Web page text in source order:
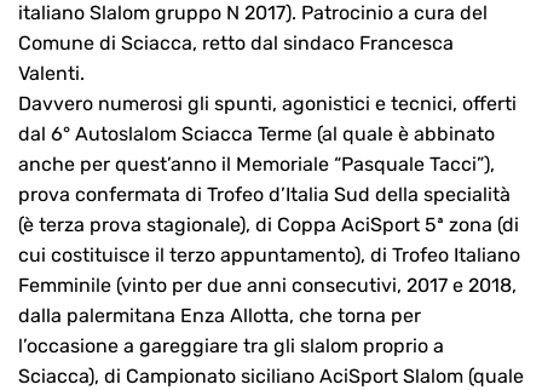
italiano Slalom gruppo N 2017). Patrocinio a cura del
Comune di Sciacca, retto dal sindaco Francesca
Valenti.
Davvero numerosi gli spunti, agonistici e tecnici, offerti
dal 6° Autoslalom Sciacca Terme (al quale è abbinato
anche per quest’anno il Memoriale “Pasquale Tacci”),
prova confermata di Trofeo d’Italia Sud della specialità
(è terza prova stagionale), di Coppa AciSport 5ª zona (di
cui costituisce il terzo appuntamento), di Trofeo Italiano
Femminile (vinto per due anni consecutivi, 2017 e 2018,
dalla palermitana Enza Allotta, che torna per
l’occasione a gareggiare tra gli slalom proprio a
Sciacca), di Campionato siciliano AciSport Slalom (quale